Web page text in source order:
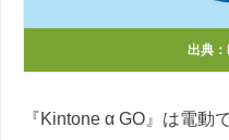
出典：
『Kintone α GO』は電動